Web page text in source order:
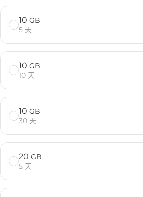
10 GB
5 天
10 GB
10 天
10 GB
30 天
20 GB
5 天